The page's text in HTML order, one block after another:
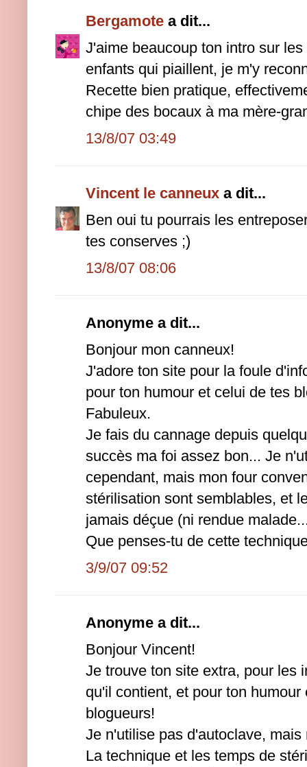
Bergamote a dit...
J'aime beaucoup ton intro sur
enfants qui piaillent, je m'y
Recette bien pratique,
chipe des bocaux à ma mère-
13/8/07 03:49
Vincent le canneux a dit...
Ben oui tu pourrais les
tes conserves ;)
13/8/07 08:06
Anonyme a dit...
Bonjour mon canneux!
J'adore ton site pour la foule
pour ton humour et celui de tes
Fabuleux.
Je fais du cannage depuis
succès ma foi assez bon... Je
cependant, mais mon four
stérilisation sont semblables, et
jamais déçue (ni rendue
Que penses-tu de cette
3/9/07 09:52
Anonyme a dit...
Bonjour Vincent!
Je trouve ton site extra, pour les
qu'il contient, et pour ton humour
blogueurs!
Je n'utilise pas d'autoclave,
La technique et les temps de